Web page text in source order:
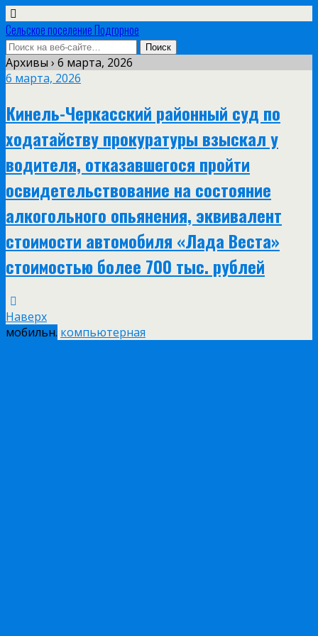
Сельское поселение Подгорное
Архивы › 6 марта, 2026
6 марта, 2026
Кинель-Черкасский районный суд по
ходатайству прокуратуры взыскал у
водителя, отказавшегося пройти
освидетельствование на состояние
алкогольного опьянения, эквивалент
стоимости автомобиля «Лада Веста»
стоимостью более 700 тыс. рублей
Наверх
мобильн. компьютерная